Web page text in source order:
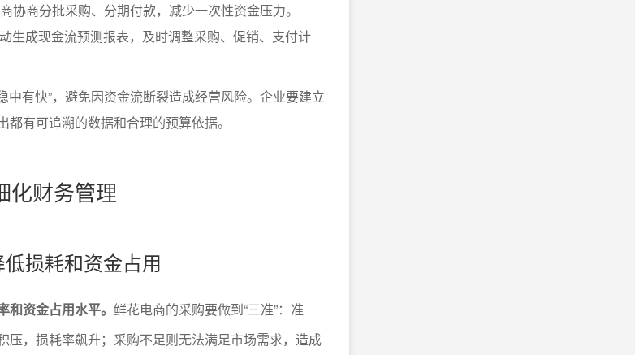
协商分批采购、分期付款，减少一次性资金压力。
生成现金流预测报表，及时调整采购、促销、支付计
中有快”，避免因资金流断裂造成经营风险。企业要建立
有可追溯的数据和合理的预算依据。
化财务管理
损耗和资金占用
资金占用水平。 鲜花电商的采购要做到“三准”：准
压，损耗率飙升；采购不足则无法满足市场需求，造成